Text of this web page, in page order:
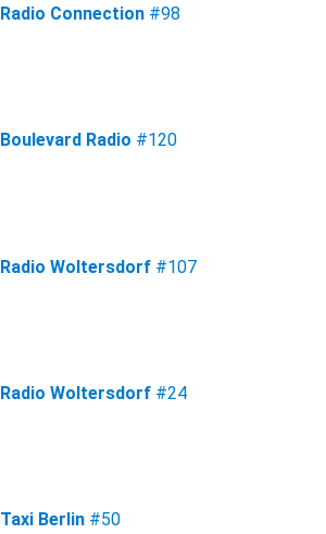
Radio Connection #98
Boulevard Radio #120
Radio Woltersdorf #107
Radio Woltersdorf #24
Taxi Berlin #50